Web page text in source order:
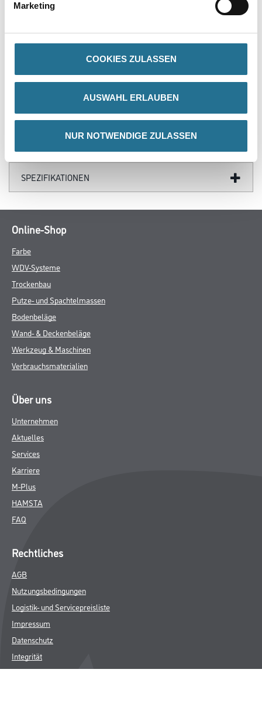
Marketing
COOKIES ZULASSEN
AUSWAHL ERLAUBEN
NUR NOTWENDIGE ZULASSEN
Verarbeitungszeit
GEFAHRENHINWEISE
SPEZIFIKATIONEN
Online-Shop
Farbe
WDV-Systeme
Trockenbau
Putze- und Spachtelmassen
Bodenbeläge
Wand- & Deckenbeläge
Werkzeug & Maschinen
Verbrauchsmaterialien
Über uns
Unternehmen
Aktuelles
Services
Karriere
M-Plus
HAMSTA
FAQ
Rechtliches
AGB
Nutzungsbedingungen
Logistik- und Servicepreisliste
Impressum
Datenschutz
Integrität
Kontakt